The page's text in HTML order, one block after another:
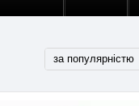
за популярністю